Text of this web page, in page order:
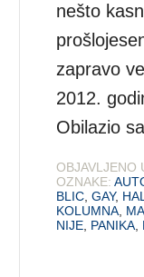
nešto
zapravo
2012.
Obilazio
OBJAVLJENO
OZNAKE:
BLIC ,GAY,
KOLUMNA
NIJE PANIKA